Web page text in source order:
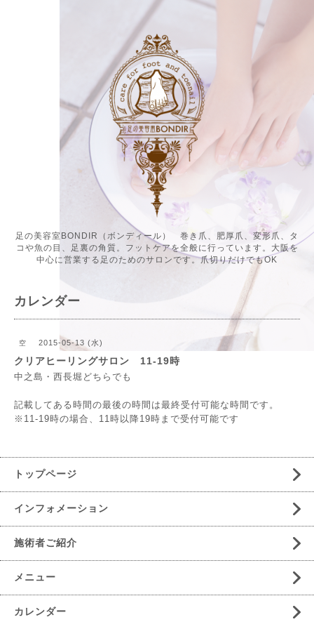
足の美容室BONDIR（ボンディール） 巻き爪、肥厚爪、変形爪、タ
コや魚の目、足裏の角質。フットケアを全般に行っています。大阪を
中心に営業する足のためのサロンです。爪切りだけでもOK
カレンダー
空 2015-05-13 (水)
クリアヒーリングサロン 11-19時
中之島・西長堀どちらでも
記載してある時間の最後の時間は最終受付可能な時間です。
※11-19時の場合、11時以降19時まで受付可能です
トップページ
インフォメーション
施術者ご紹介
メニュー
カレンダー